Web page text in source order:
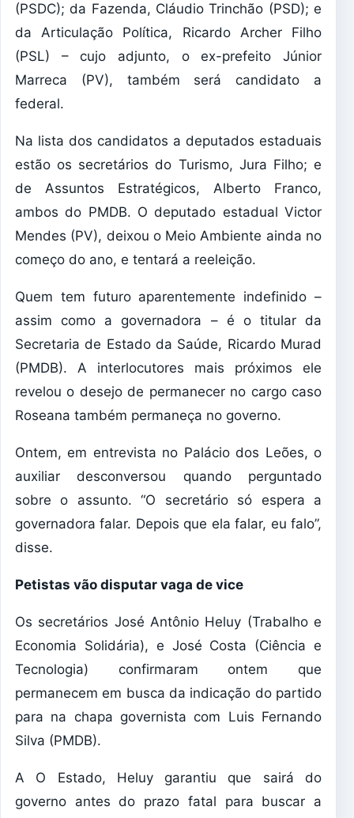
(PSDC); da Fazenda, Cláudio Trinchão (PSD); e
da Articulação Política, Ricardo Archer Filho
(PSL) – cujo adjunto, o ex-prefeito Júnior
Marreca (PV), também será candidato a
federal.
Na lista dos candidatos a deputados estaduais
estão os secretários do Turismo, Jura Filho; e
de Assuntos Estratégicos, Alberto Franco,
ambos do PMDB. O deputado estadual Victor
Mendes (PV), deixou o Meio Ambiente ainda no
começo do ano, e tentará a reeleição.
Quem tem futuro aparentemente indefinido –
assim como a governadora – é o titular da
Secretaria de Estado da Saúde, Ricardo Murad
(PMDB). A interlocutores mais próximos ele
revelou o desejo de permanecer no cargo caso
Roseana também permaneça no governo.
Ontem, em entrevista no Palácio dos Leões, o
auxiliar desconversou quando perguntado
sobre o assunto. “O secretário só espera a
governadora falar. Depois que ela falar, eu falo”,
disse.
Petistas vão disputar vaga de vice
Os secretários José Antônio Heluy (Trabalho e
Economia Solidária), e José Costa (Ciência e
Tecnologia) confirmaram ontem que
permanecem em busca da indicação do partido
para na chapa governista com Luis Fernando
Silva (PMDB).
A O Estado, Heluy garantiu que sairá do
governo antes do prazo fatal para buscar a